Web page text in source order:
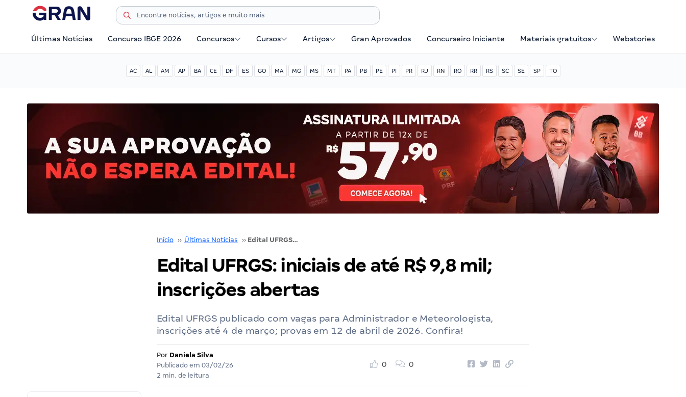
Últimas Notícias Concurso IBGE 2026 Concursos Cursos Artigos Gran Aprovados Concurseiro Iniciante Materiais gratuitos Webstories
AC AL AM AP BA CE DF ES GO MA MG MS MT PA PB PE PI PR RJ RN RO RR RS SC SE SP TO
Início ›› Últimas Notícias ›› Edital UFRGS: iniciais de até R$ 9,8 mil; inscrições abertas
Edital UFRGS: iniciais de até R$ 9,8 mil;
inscrições abertas
Edital UFRGS publicado com vagas para Administrador e Meteorologista,
inscrições até 4 de março; provas em 12 de abril de 2026. Confira!
Por Daniela Silva
Publicado em 03/02/26
2 min. de leitura
0 0